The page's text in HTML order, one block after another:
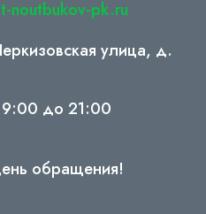
noutbukov-pk.ru
улица, д.
9:00 до 21:00
обращения!